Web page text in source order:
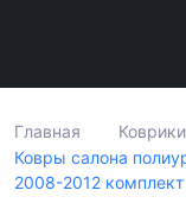
Главная
Ковры салона
2008-2012